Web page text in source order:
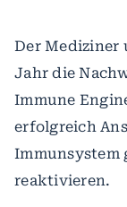
Der Mediziner
Jahr die
Immune
erfolgreich
Immunsystem
reaktivieren.